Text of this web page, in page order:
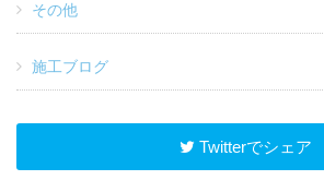
その他
施工ブログ
Twitterでシェア